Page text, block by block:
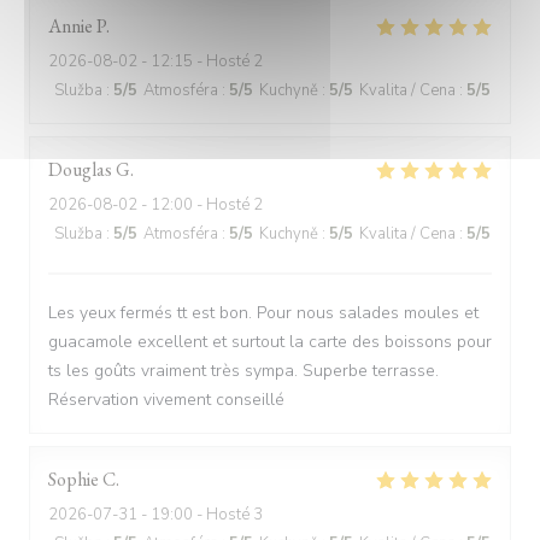
AnnieP
2026-08-02 - 12:15 - Hosté 2
Služba : 5/5 Atmosféra : 5/5 Kuchyně : 5/5 Kvalita / Cena : 5/5
DouglasG
2026-08-02 - 12:00 - Hosté 2
Služba : 5/5 Atmosféra : 5/5 Kuchyně : 5/5 Kvalita / Cena : 5/5
Les yeux fermés tt est bon. Pour nous salades moules et
guacamole excellent et surtout la carte des boissons pour
ts les goûts vraiment très sympa. Superbe terrasse.
Réservation vivement conseillé
SophieC
2026-07-31 - 19:00 - Hosté 3